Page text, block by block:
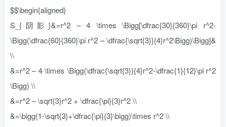
$$\begin{aligned}
S_{阴影}&=r^2 – 4 \times \Bigg[\dfrac{30}{360}\pi r^2-
\Bigg(\dfrac{60}{360}\pi r^2 – \dfrac{\sqrt{3}}{4}r^2\Bigg)\Bigg]&
\\
&=r^2 – 4 \times \Bigg(\dfrac{\sqrt{3}}{4}r^2-\dfrac{1}{12}\pi r^2
\Bigg) \\
&=r^2 – \sqrt{3}r^2 + \dfrac{\pi}{3}r^2 \\
&=\bigg(1-\sqrt{3}+\dfrac{\pi}{3}\bigg)\times r^2 \\